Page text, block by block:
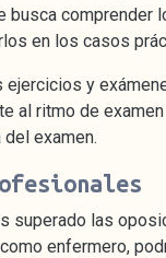
busca comprender
en los casos
ejercicios y
al ritmo de
examen.
superado las
enfermero,